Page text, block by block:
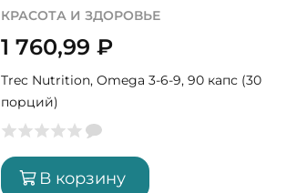
КРАСОТА И ЗДОРОВЬЕ
1 760,99₽
Trec Nutrition, Omega 3-6-9, 90 капс (30
порций)
В корзину